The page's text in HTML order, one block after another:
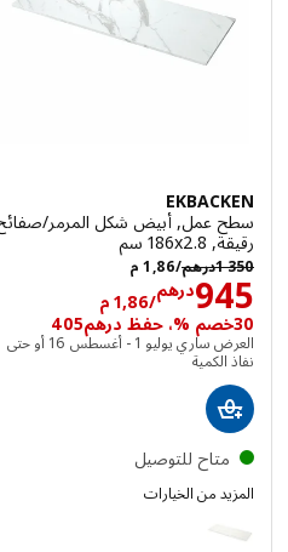
الخيار: ENHET, خزانة قاعدة مع 3 أدراج, أبيض/رمادي هيكل, ‎60x62x75 سم‏
EKBACKEN
سطح عمل, أبيض شكل المرمر/صفائح
رقيقة, ‎186x2.8 سم‏
درهم1 350 /1,86 م درهم 1350/1,86 م
درهم945 /1,86 م الاسعار درهم
العرض ساري يوليو 1 - أغسطس 16 أو حتى
نفاذ الكمية
متاح للتوصيل
المزيد من الخيارات